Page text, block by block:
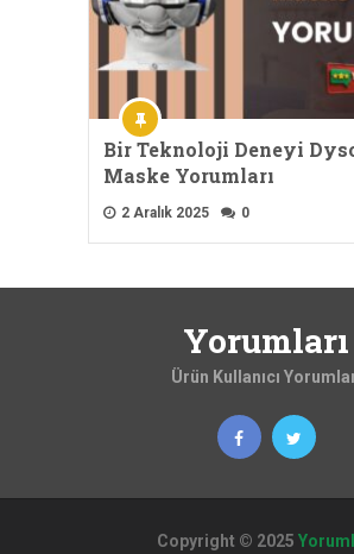
Bir Teknoloji Deneyi
Maske Yorumları
2 Aralık 2025 0
Yorumları
Ürün Kullanıcı
Copyright © 2025